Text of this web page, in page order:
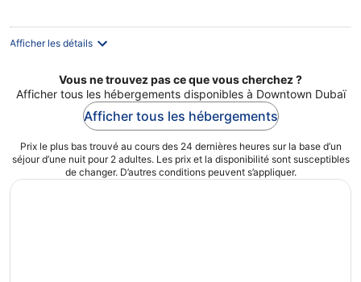
Afficher les détails
Vous ne trouvez pas ce que vous cherchez ?
Afficher tous les hébergements disponibles à Downtown Dubaï
Afficher tous les hébergements
Prix le plus bas trouvé au cours des 24 dernières heures sur la base d’un
séjour d’une nuit pour 2 adultes. Les prix et la disponibilité sont susceptibles
de changer. D’autres conditions peuvent s’appliquer.